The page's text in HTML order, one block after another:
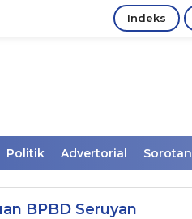
Indeks
Politik Advertorial Sorotan
BPBD Seruyan